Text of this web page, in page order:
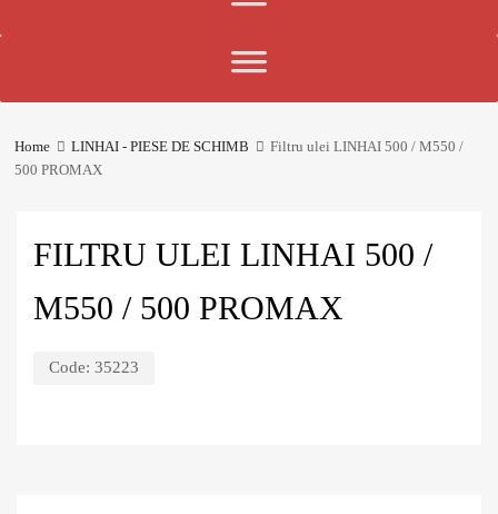
Home LINHAI - PIESE DE SCHIMB
Filtru ulei LINHAI 500 / M550 /
500 PROMAX
FILTRU ULEI LINHAI 500 /
M550 / 500 PROMAX
Code: 35223